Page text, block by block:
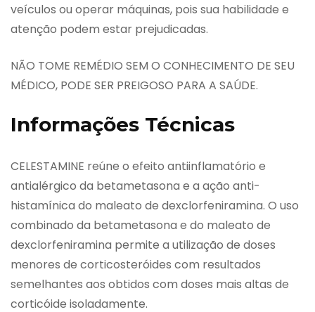
veículos ou operar máquinas, pois sua habilidade e
atenção podem estar prejudicadas.
NÃO TOME REMÉDIO SEM O CONHECIMENTO DE SEU
MÉDICO, PODE SER PREIGOSO PARA A SAÚDE.
Informações Técnicas
CELESTAMINE reúne o efeito antiinflamatório e
antialérgico da betametasona e a ação anti-
histamínica do maleato de dexclorfeniramina. O uso
combinado da betametasona e do maleato de
dexclorfeniramina permite a utilização de doses
menores de corticosteróides com resultados
semelhantes aos obtidos com doses mais altas de
corticóide isoladamente.